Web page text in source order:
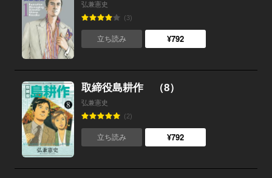
弘兼憲史
(3)
立ち読み ¥792
取締役島耕作 （8）
弘兼憲史
(2)
立ち読み ¥792